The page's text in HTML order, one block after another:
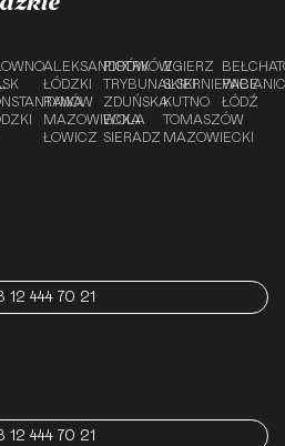
ALEKSANDRÓW
ŁÓDZKI
RAWA
MAZOWIECKA
ŁOWICZ
PIOTRKÓW
TRYBUNALSKI
ZDUŃSKA
WOLA
SIERADZ
ZGIERZ
SKIERNIEWICE
KUTNO
TOMASZÓW
MAZOWIECKI
ŁÓDŹ
12 444 70 21
12 444 70 21